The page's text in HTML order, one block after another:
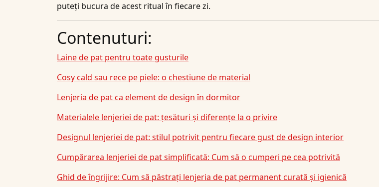
puteți bucura de acest ritual în fiecare zi.
Contenuturi:
Laine de pat pentru toate gusturile
Cosy cald sau rece pe piele: o chestiune de material
Lenjeria de pat ca element de design în dormitor
Materialele lenjeriei de pat: țesături și diferențe la o privire
Designul lenjeriei de pat: stilul potrivit pentru fiecare gust de design interior
Cumpărarea lenjeriei de pat simplificată: Cum să o cumperi pe cea potrivită
Ghid de îngrijire: Cum să păstrați lenjeria de pat permanent curată și igienică